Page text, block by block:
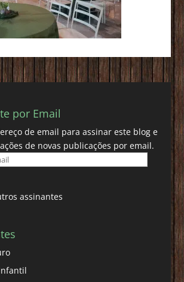
por Email
de email para assinar este blog e
de novas publicações por email.
assinantes